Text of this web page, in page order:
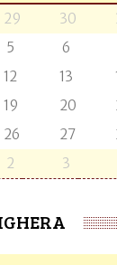
29 30
5 6
12 13
19 20
26 27
2 3